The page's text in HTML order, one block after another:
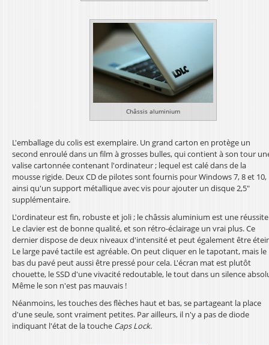
Châssis aluminium
L'emballage du colis est exemplaire. Un grand carton en protège un
second enroulé dans un film à grosses bulles, qui contient à son tour
valise cartonnée contenant l'ordinateur ; lequel est calé dans de la
mousse rigide. Deux CD de pilotes sont fournis pour Windows 7, 8 et 10,
ainsi qu'un support métallique avec vis pour ajouter un disque 2,5"
supplémentaire.
L'ordinateur est fin, robuste et joli ; le châssis aluminium est une
Le clavier est de bonne qualité, et son rétro-éclairage un vrai plus. Ce
dernier dispose de deux niveaux d'intensité et peut également être
Le large pavé tactile est agréable. On peut cliquer en le tapotant, mais le
bas du pavé peut aussi être pressé pour cela. L'écran mat est plutôt
chouette, le SSD d'une vivacité redoutable, le tout dans un silence
Même le son n'est pas mauvais !
Néanmoins, les touches des flèches haut et bas, se partageant la place
d'une seule, sont vraiment petites. Par ailleurs, il n'y a pas de diode
indiquant l'état de la touche Caps Lock.